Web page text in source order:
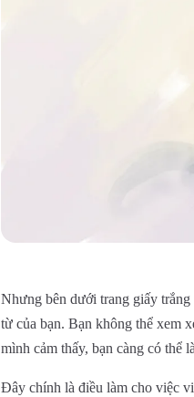
Nhưng bên dưới trang giấy
từ của bạn. Bạn không thể xem
mình cảm thấy, bạn càng có thể
Đây chính là điều làm cho việc